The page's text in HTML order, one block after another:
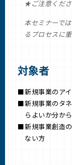
★ご注意くだ
本セミナーで
るプロセスに
対象者
新規事業のア
新規事業のタ
らよいか分か
新規事業創造
ない方